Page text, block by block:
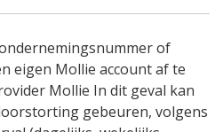
of
eigen Mollie account af te
Mollie In dit geval kan
gebeuren, volgens